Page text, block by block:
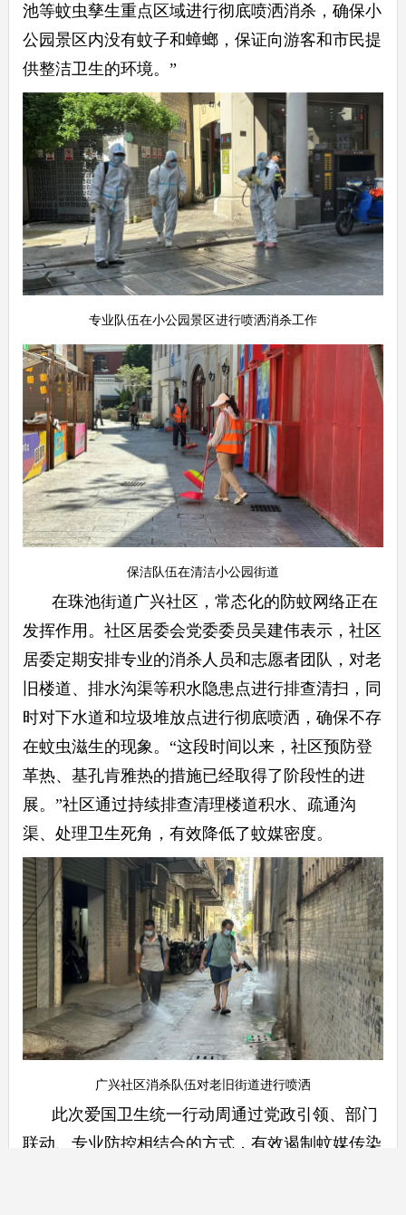
池等蚊虫孳生重点区域进行彻底喷洒消杀，确保小
公园景区内没有蚊子和蟑螂，保证向游客和市民提
供整洁卫生的环境。”
专业队伍在小公园景区进行喷洒消杀工作
保洁队伍在清洁小公园街道
在珠池街道广兴社区，常态化的防蚊网络正在
发挥作用。社区居委会党委委员吴建伟表示，社区
居委定期安排专业的消杀人员和志愿者团队，对老
旧楼道、排水沟渠等积水隐患点进行排查清扫，同
时对下水道和垃圾堆放点进行彻底喷洒，确保不存
在蚊虫滋生的现象。“这段时间以来，社区预防登
革热、基孔肯雅热的措施已经取得了阶段性的进
展。”社区通过持续排查清理楼道积水、疏通沟
渠、处理卫生死角，有效降低了蚊媒密度。
广兴社区消杀队伍对老旧街道进行喷洒
此次爱国卫生统一行动周通过党政引领、部门
联动、专业防控相结合的方式，有效遏制蚊媒传染